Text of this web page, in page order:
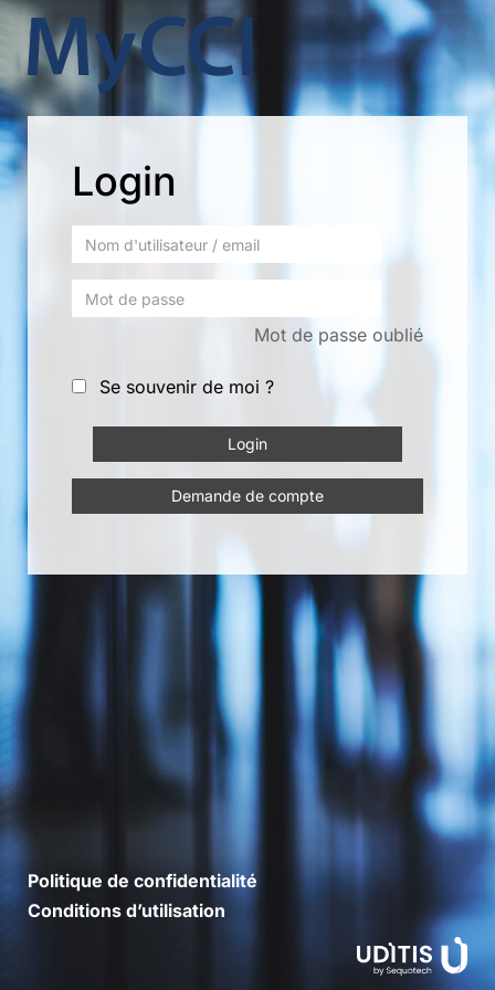
Login
Mot de passe oublié
Se souvenir de moi ?
Demande de compte
Politique de confidentialité
Conditions d’utilisation